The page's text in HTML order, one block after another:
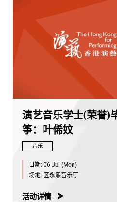
演艺音乐学士(荣誉)
筝：叶俙妏
音乐
日期: 06 Jul (Mon)
场地: 区永熙音乐厅
活动详情